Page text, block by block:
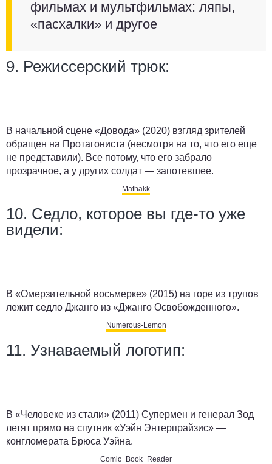
фильмах и мультфильмах: ляпы,
«пасхалки» и другое
9. Режиссерский трюк:
В начальной сцене «Довода» (2020) взгляд зрителей
обращен на Протагониста (несмотря на то, что его еще
не представили). Все потому, что его забрало
прозрачное, а у других солдат — запотевшее.
Mathakk
10. Седло, которое вы где-то уже
видели:
В «Омерзительной восьмерке» (2015) на горе из трупов
лежит седло Джанго из «Джанго Освобожденного».
Numerous-Lemon
11. Узнаваемый логотип:
В «Человеке из стали» (2011) Супермен и генерал Зод
летят прямо на спутник «Уэйн Энтерпрайзис» —
конгломерата Брюса Уэйна.
Comic_Book_Reader